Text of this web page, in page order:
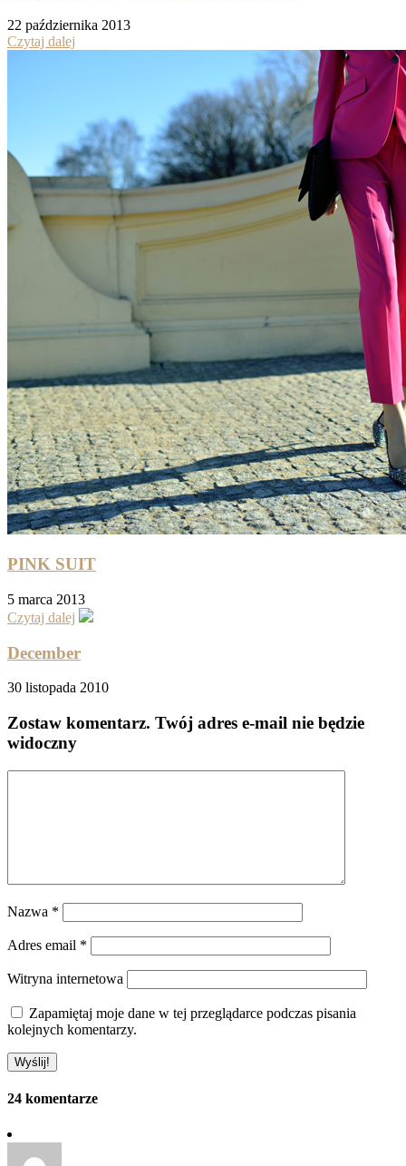
22 października 2013
Czytaj dalej
PINK SUIT
5 marca 2013
Czytaj dalej
December
30 listopada 2010
Zostaw komentarz. Twój adres e-mail nie będzie
widoczny
Nazwa *
Adres email *
Witryna internetowa
Zapamiętaj moje dane w tej przeglądarce podczas pisania
kolejnych komentarzy.
24 komentarze